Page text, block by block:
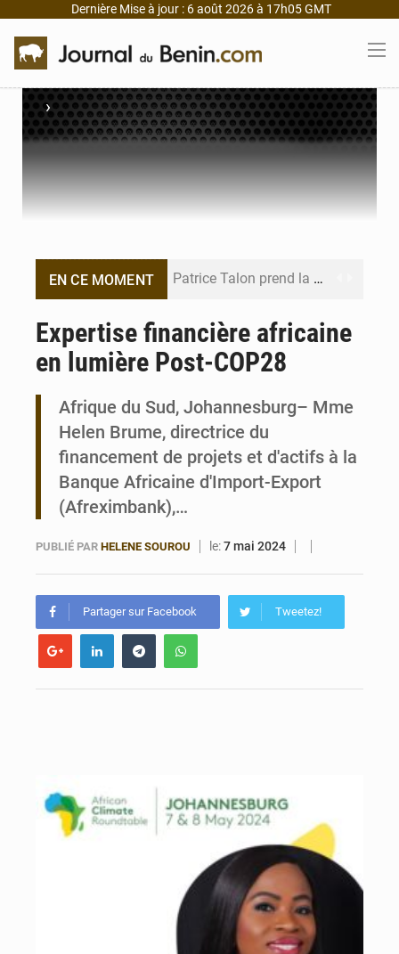
Dernière Mise à jour : 6 août 2026 à 17h05 GMT
›
EN CE MOMENT Patrice Talon prend la tête du premier bureau du Sénat du Bénin
Expertise financière africaine
en lumière Post-COP28
Afrique du Sud, Johannesburg– Mme
Helen Brume, directrice du
financement de projets et d'actifs à la
Banque Africaine d'Import-Export
(Afreximbank),…
PUBLIÉ PAR HELENE SOUROU le:7 mai 2024
Partager sur Facebook Tweetez!